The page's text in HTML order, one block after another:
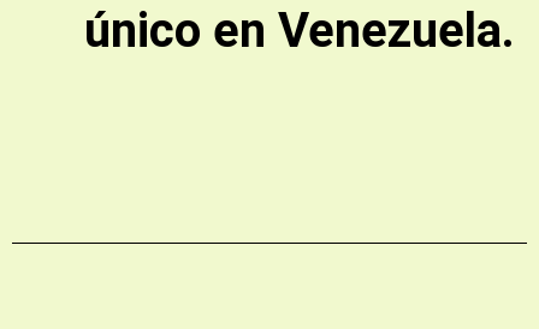
único en Venezuela.